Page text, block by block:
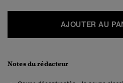
AJOUTER AU
Notes du rédacteur